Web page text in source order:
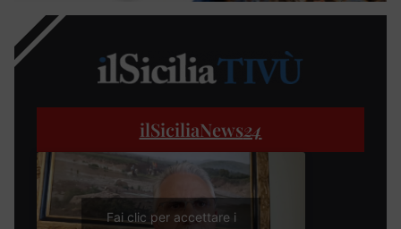
ilSiciliaNews24
Fai clic per accettare i